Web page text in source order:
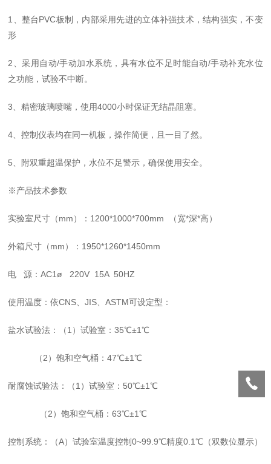
1、整台PVC板制，内部采用先进的立体补强技术，结构强实，不变
形
2、采用自动/手动加水系统，具有水位不足时能自动/手动补充水位
之功能，试验不中断。
3、精密玻璃喷嘴，使用4000小时保证无结晶阻塞。
4、控制仪表均在同一机板，操作简便，且一目了然。
5、附双重超温保护，水位不足警示，确保使用安全。
※产品技术参数
实验室尺寸（mm）： 1 200*1000*700mm （宽*深*高）
外箱尺寸（mm）：1950*1260*1450mm
电 源：AC1ø 220V 15A 50HZ
使用温度：依CNS、JIS、ASTM可设定型：
盐水试验法：（1）试验室：35℃±1℃
（2）饱和空气桶：47℃±1℃
耐腐蚀试验法：（1）试验室：50℃±1℃
（2）饱和空气桶：63℃±1℃
控制系统：（A）试验室温度控制0~99.9℃精度0.1℃（双数位显示）